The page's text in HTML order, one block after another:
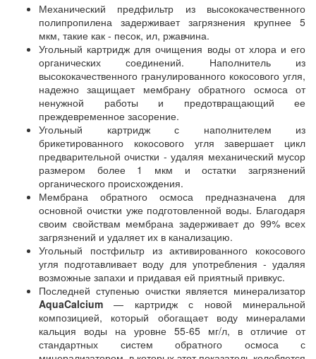
Механический предфильтр из высококачественного
полипропилена задерживает загрязнения крупнее 5
мкм, такие как - песок, ил, ржавчина.
Угольный картридж для очищения воды от хлора и его
органических соединений. Наполнитель из
высококачественного гранулированного кокосового угля,
надежно защищает мембрану обратного осмоса от
ненужной работы и предотвращающий ее
преждевременное засорение.
Угольный картридж с наполнителем из
брикетированного кокосового угля завершает цикл
предварительной очистки - удаляя механический мусор
размером более 1 мкм и остатки загрязнений
органического происхождения.
Мембрана обратного осмоса предназначена для
основной очистки уже подготовленной воды. Благодаря
своим свойствам мембрана задерживает до 99% всех
загрязнений и удаляет их в канализацию.
Угольный постфильтр из активированного кокосового
угля подготавливает воду для употребления - удаляя
возможные запахи и придавая ей приятный привкус.
Последней ступенью очистки является минерализатор
AquaCalcium — картридж с новой минеральной
композицией, который обогащает воду минералами
кальция воды на уровне 55-65 мг/л, в отличие от
стандартных систем обратного осмоса с